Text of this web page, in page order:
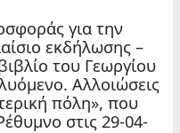
για την
εκδήλωσης –
του Γεωργίου
Αλλοιώσεις
πόλη», που
στις 29-04-